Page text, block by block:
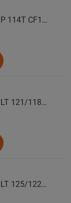
COMFORSER Автошина 275/70 R16 P 114T CF1100 RWL лето
COMFORSER Автошина 275/70 R17 LT 121/118S CF1100 10PR RWL лето
COMFORSER Автошина 275/70 R18 LT 125/122S CF1100 10PR RWL лето